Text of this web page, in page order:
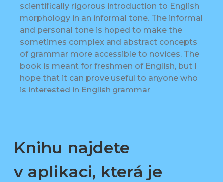
scientifically rigorous introduction to English
morphology in an informal tone. The informal
and personal tone is hoped to make the
sometimes complex and abstract concepts
of grammar more accessible to novices. The
book is meant for freshmen of English, but I
hope that it can prove useful to anyone who
is interested in English grammar
Knihu najdete
v aplikaci, která je